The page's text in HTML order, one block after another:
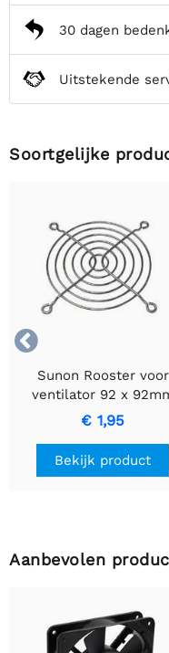
30 dagen
Uitstekende
Soortgelijke

Sunon Rooster voor
ventilator 92 x
€ 1,95
Bekijk product
Aanbevolen